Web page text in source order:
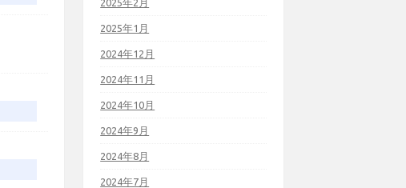
2025年1月
2024年12月
2024年11月
2024年10月
2024年9月
2024年8月
2024年7月